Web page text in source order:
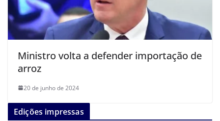
Ministro volta a defender importação de
arroz
20 de junho de 2024
Edições impressas